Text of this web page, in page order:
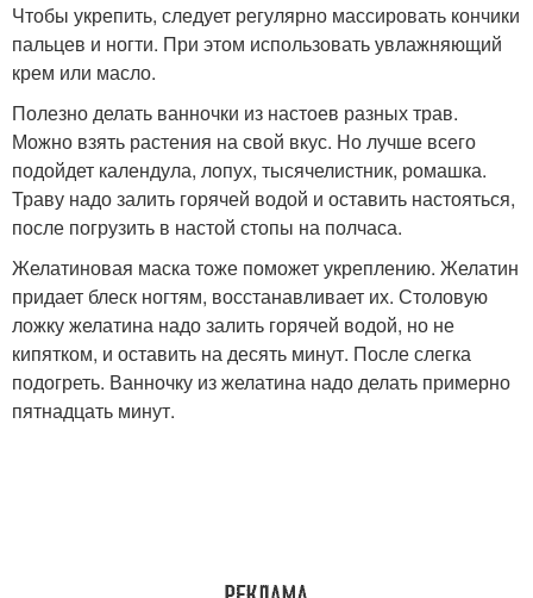
Чтобы укрепить, следует регулярно массировать кончики
пальцев и ногти. При этом использовать увлажняющий
крем или масло.
Полезно делать ванночки из настоев разных трав.
Можно взять растения на свой вкус. Но лучше всего
подойдет календула, лопух, тысячелистник, ромашка.
Траву надо залить горячей водой и оставить настояться,
после погрузить в настой стопы на полчаса.
Желатиновая маска тоже поможет укреплению. Желатин
придает блеск ногтям, восстанавливает их. Столовую
ложку желатина надо залить горячей водой, но не
кипятком, и оставить на десять минут. После слегка
подогреть. Ванночку из желатина надо делать примерно
пятнадцать минут.